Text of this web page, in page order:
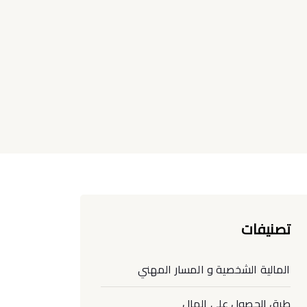
تصنيفات
المالية الشخصية و المسار المهني